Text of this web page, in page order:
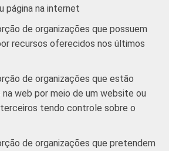
Outros
organizações sem fins
declararam ter acesso à
resultados da alternativa "sim".
entre outubro de 2012 e
Respostas estimluadas e
- out/2012 a mar/2013
página na internet
de organizações que possuem
recursos oferecidos nos últimos
de organizações que estão
web por meio de um website ou
tendo controle sobre o
de organizações que pretendem